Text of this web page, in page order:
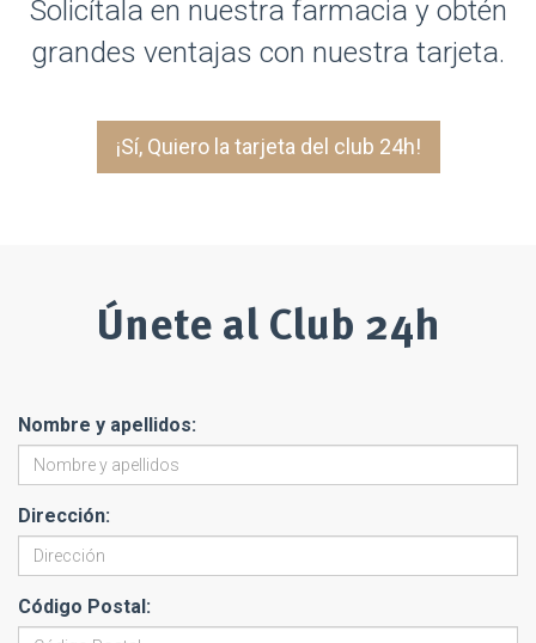
Solicítala en nuestra farmacia y obtén
grandes ventajas con nuestra tarjeta.
¡Sí, Quiero la tarjeta del club 24h!
Únete al Club 24h
Nombre y apellidos:
Dirección:
Código Postal: